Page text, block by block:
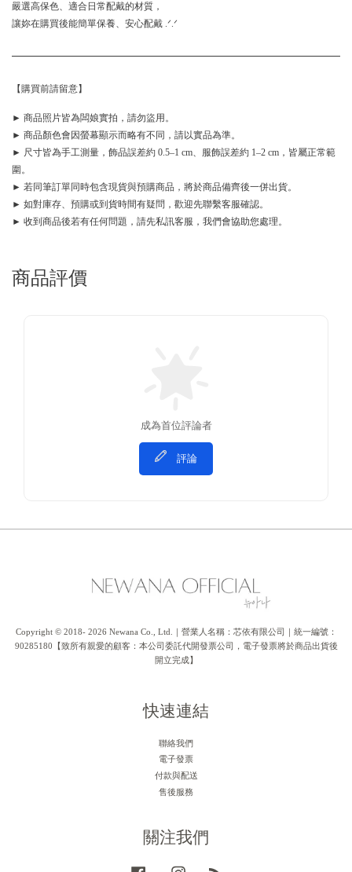
嚴選高保色、適合日常配戴的材質，
讓妳在購買後能簡單保養、安心配戴 .ᐟ.ᐟ
【購買前請留意】
► 商品照片皆為闆娘實拍，請勿盜用。
► 商品顏色會因螢幕顯示而略有不同，請以實品為準。
► 尺寸皆為手工測量，飾品誤差約 0.5–1 cm、服飾誤差約 1–2 cm，皆屬正常範
圍。
► 若同筆訂單同時包含現貨與預購商品，將於商品備齊後一併出貨。
► 如對庫存、預購或到貨時間有疑問，歡迎先聯繫客服確認。
► 收到商品後若有任何問題，請先私訊客服，我們會協助您處理。
商品評價
成為首位評論者
評論
Copyright © 2018- 2026 Newana Co., Ltd.｜營業人名稱：芯依有限公司｜統一編號：
90285180【致所有親愛的顧客：本公司委託代開發票公司，電子發票將於商品出貨後
開立完成】
快速連結
聯絡我們
電子發票
付款與配送
售後服務
關注我們
Facebook Instagram